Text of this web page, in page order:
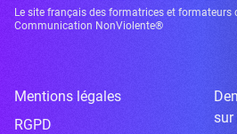
Le site français des formatrices et formateurs
Communication NonViolente®
Mentions légales
RGPD
sur